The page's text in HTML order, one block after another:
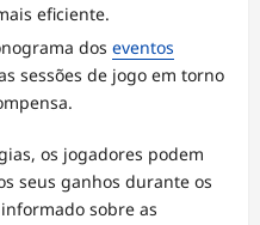
eficiente.
dos eventos
sessões de jogo em torno
os jogadores podem
seus ganhos durante os
sobre as